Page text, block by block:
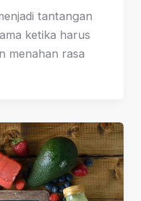
tantangan
ketika harus
menahan rasa